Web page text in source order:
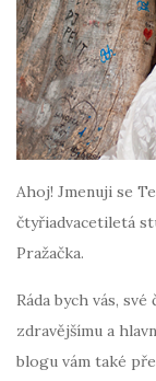
Ahoj! Jmenuji se
čtyřiadvacetiletá
Pražačka.
Ráda bych vás,
zdravějšímu a
blogu vám také